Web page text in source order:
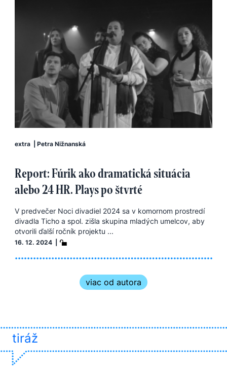
extra Petra Nižnanská
Report: Fúrik ako dramatická situácia
alebo 24 HR. Plays po štvrté
V predvečer Noci divadiel 2024 sa v komornom prostredí
divadla Ticho a spol. zišla skupina mladých umelcov, aby
otvorili ďalší ročník projektu ...
16. 12. 2024 |
viac od autora
tiráž